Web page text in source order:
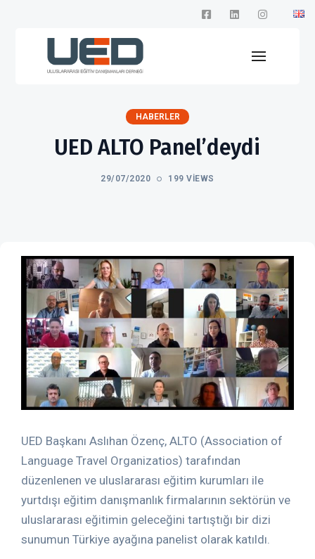
HABERLER
UED ALTO Panel’deydi
29/07/2020 199 VIEWS
UED Başkanı Aslıhan Özenç, ALTO (Association of
Language Travel Organizatios) tarafından
düzenlenen ve uluslararası eğitim kurumları ile
yurtdışı eğitim danışmanlık firmalarının sektörün ve
uluslararası eğitimin geleceğini tartıştığı bir dizi
sunumun Türkiye ayağına panelist olarak katıldı.